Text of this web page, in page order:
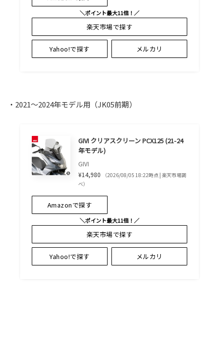
＼ポイント最大11倍！／
楽天市場で探す
Yahoo!で探す メルカリ
・2021～2024年モデル用（JK05前期）
GIVI クリアスクリーン PCX125 (21-24
年モデル)
GIVI
¥14,980
（2026/08/05 18:22時点 | 楽天市場調
べ）
Amazonで探す
＼ポイント最大11倍！／
楽天市場で探す
Yahoo!で探す メルカリ